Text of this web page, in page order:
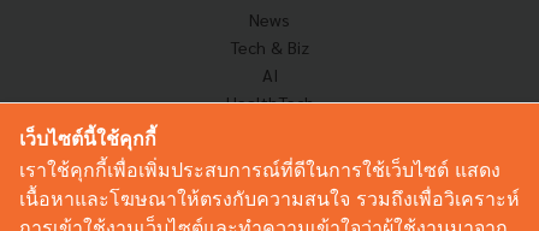
News
Tech & Biz
AI
HealthTech
Corp Innov
Saucy Thoughts
เว็บไซต์นี้ใช้คุกกี้
เราใช้คุกกี้เพื่อเพิ่มประสบการณ์ที่ดีในการใช้เว็บไซต์ แสดง
เนื้อหาและโฆษณาให้ตรงกับความสนใจ รวมถึงเพื่อวิเคราะห์